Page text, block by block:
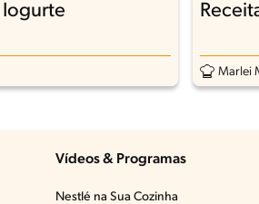
Iogurte
Marlei
Vídeos & Programas​
Nestlé na Sua Cozinha